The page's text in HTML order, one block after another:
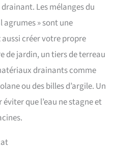
Les mélanges du
agrumes » sont une
créer votre propre
de jardin, un tiers de terreau
drainants comme
ou des billes d’argile. Un
que l’eau ne stagne et